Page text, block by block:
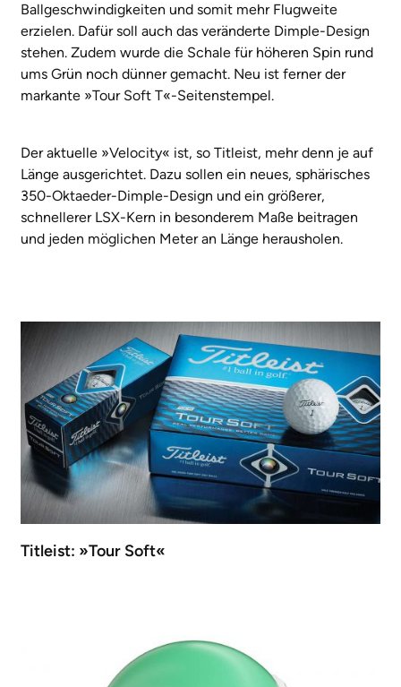
Ballgeschwindigkeiten und somit mehr Flugweite
erzielen. Dafür soll auch das veränderte Dimple-Design
stehen. Zudem wurde die Schale für höheren Spin rund
ums Grün noch dünner gemacht. Neu ist ferner der
markante »Tour Soft T«-Seitenstempel.
Der aktuelle »Velocity« ist, so Titleist, mehr denn je auf
Länge ausgerichtet. Dazu sollen ein neues, sphärisches
350-Oktaeder-Dimple-Design und ein größerer,
schnellerer LSX-Kern in besonderem Maße beitragen
und jeden möglichen Meter an Länge herausholen.
Titleist: »Tour Soft«